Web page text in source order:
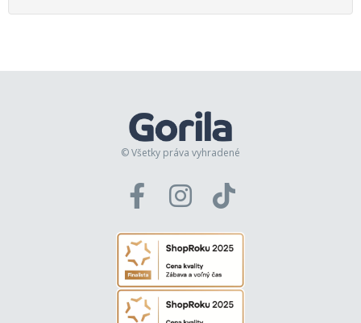
© Všetky práva vyhradené